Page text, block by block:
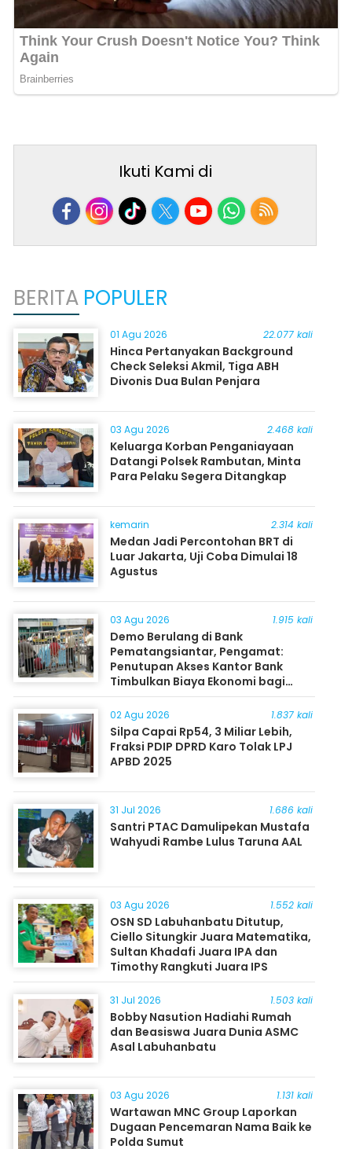
Ikuti Kami di
BERITA POPULER
01 Agu 2026 22.077 kali
Hinca Pertanyakan Background
Check Seleksi Akmil, Tiga ABH
Divonis Dua Bulan Penjara
03 Agu 2026 2.468 kali
Keluarga Korban Penganiayaan
Datangi Polsek Rambutan, Minta
Para Pelaku Segera Ditangkap
kemarin 2.314 kali
Medan Jadi Percontohan BRT di
Luar Jakarta, Uji Coba Dimulai 18
Agustus
03 Agu 2026 1.915 kali
Demo Berulang di Bank
Pematangsiantar, Pengamat:
Penutupan Akses Kantor Bank
Timbulkan Biaya Ekonomi bagi
Masyarakat
02 Agu 2026 1.837 kali
Silpa Capai Rp54, 3 Miliar Lebih,
Fraksi PDIP DPRD Karo Tolak LPJ
APBD 2025
31 Jul 2026 1.686 kali
Santri PTAC Damulipekan Mustafa
Wahyudi Rambe Lulus Taruna AAL
03 Agu 2026 1.552 kali
OSN SD Labuhanbatu Ditutup,
Ciello Situngkir Juara Matematika,
Sultan Khadafi Juara IPA dan
Timothy Rangkuti Juara IPS
31 Jul 2026 1.503 kali
Bobby Nasution Hadiahi Rumah
dan Beasiswa Juara Dunia ASMC
Asal Labuhanbatu
03 Agu 2026 1.131 kali
Wartawan MNC Group Laporkan
Dugaan Pencemaran Nama Baik ke
Polda Sumut